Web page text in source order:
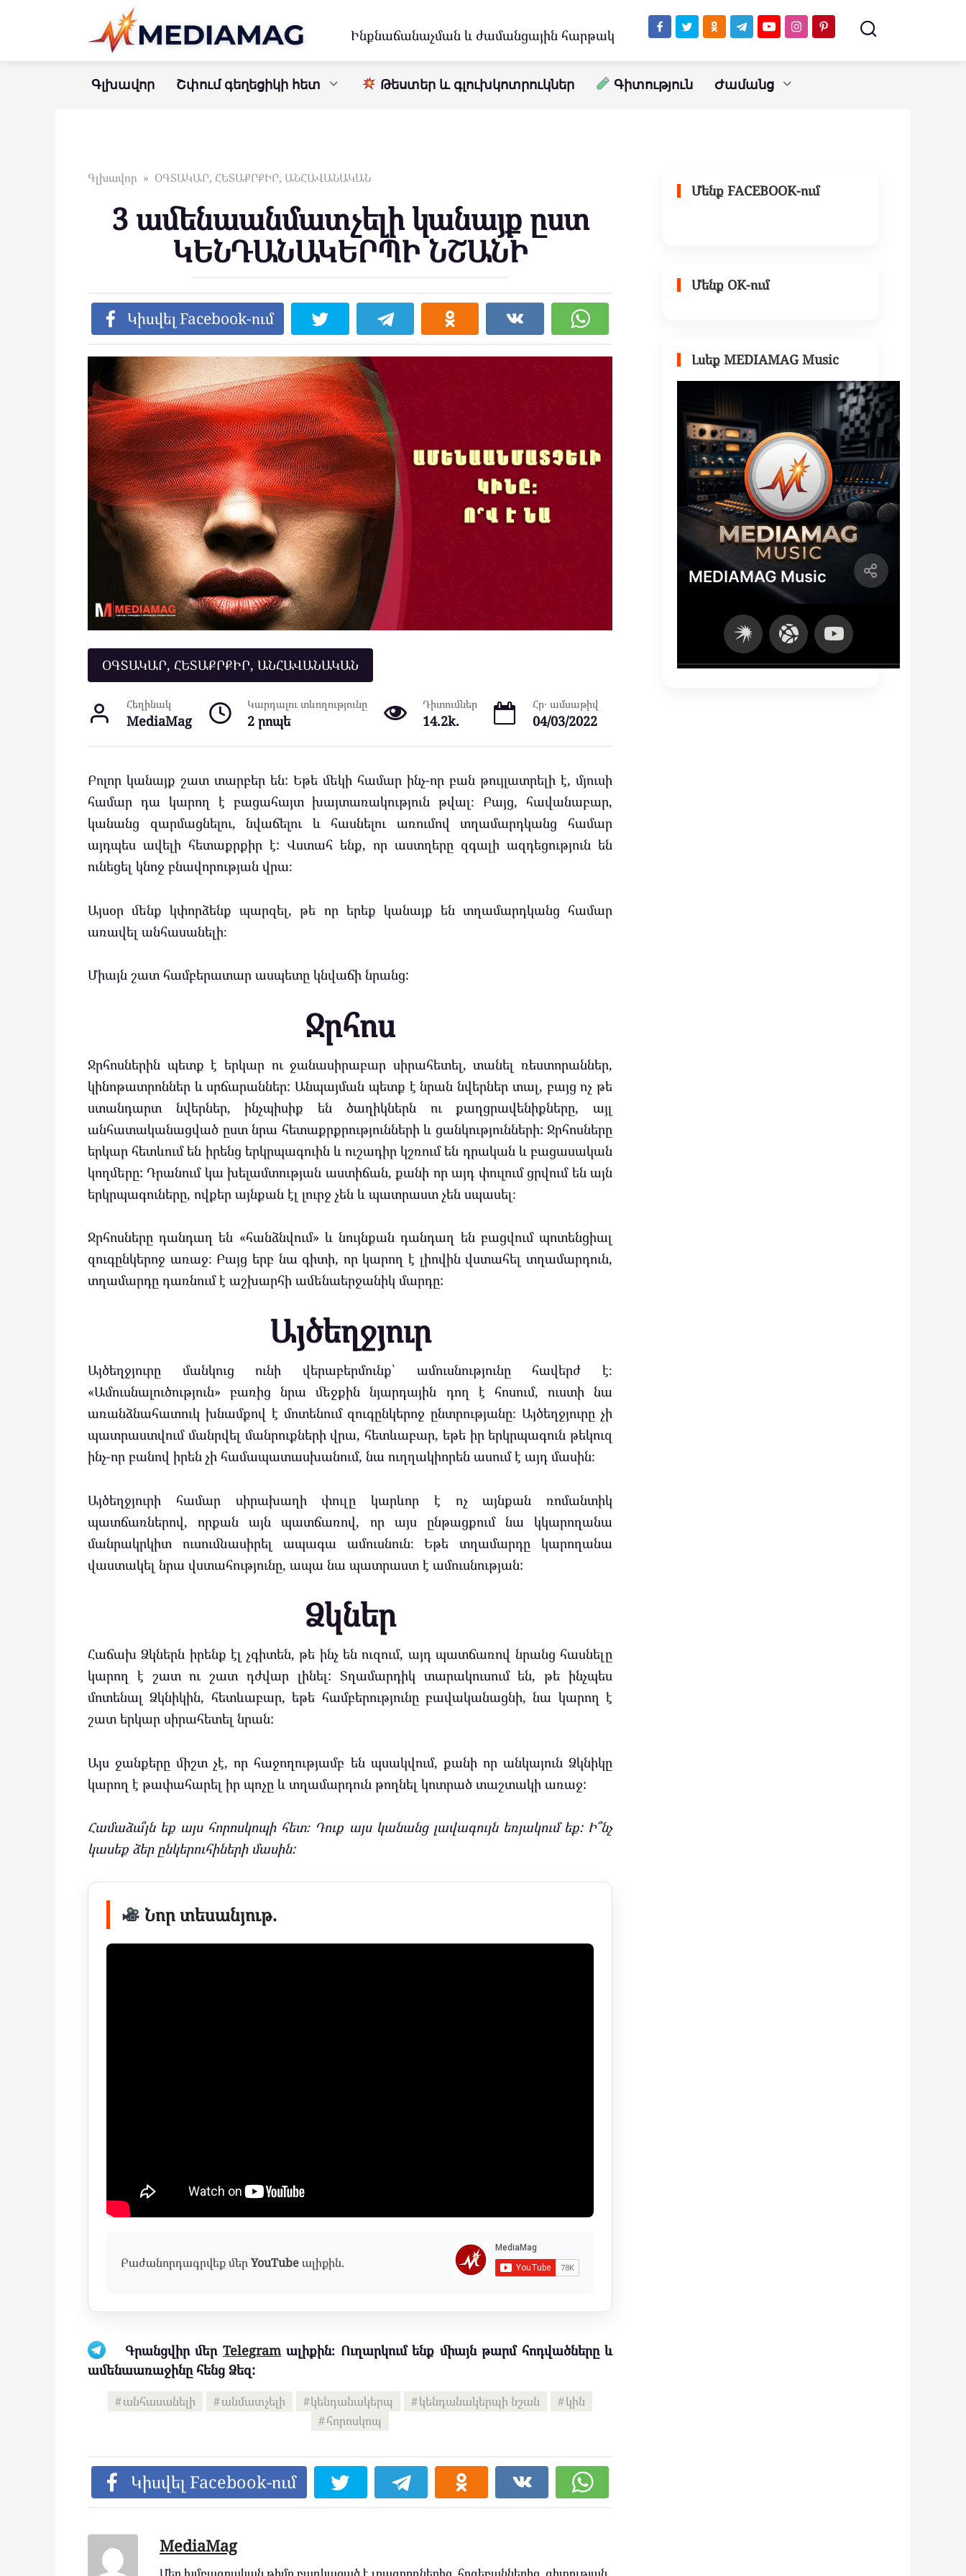
Ինքնաճանաչման և ժամանցային հարթակ
Գլխավոր Շփում գեղեցիկի հետ Թեստեր և գլուխկոտրուկներ Գիտություն Ժամանց
Գլխավոր » ՕԳՏԱԿԱՐ, ՀԵՏԱՔՐՔԻՐ, ԱՆՀԱՎԱՆԱԿԱՆ
3 ամենաանմատչելի կանայք ըստ
ԿԵՆԴԱՆԱԿԵՐՊԻ ՆՇԱՆԻ
Կիսվել Facebook-ում
ՕԳՏԱԿԱՐ, ՀԵՏԱՔՐՔԻՐ, ԱՆՀԱՎԱՆԱԿԱՆ
Հեղինակ
MediaMag
Կարդալու տևողությունը
2 րոպե
Դիտումներ
14.2k.
Հր․ ամսաթիվ
04/03/2022
Բոլոր կանայք շատ տարբեր են: Եթե ​​մեկի համար ինչ-որ բան թույլատրելի է, մյուսի
համար դա կարող է բացահայտ խայտառակություն թվալ։ Բայց, հավանաբար,
կանանց զարմացնելու, նվաճելու և հասնելու առումով տղամարդկանց համար
այդպես ավելի հետաքրքիր է: Վստահ ենք, որ աստղերը զգալի ազդեցություն են
ունեցել կնոջ բնավորության վրա։
Այսօր մենք կփորձենք պարզել, թե որ երեք կանայք են տղամարդկանց համար
առավել անհասանելի։
Միայն շատ համբերատար ասպետը կնվաճի նրանց:
Ջրհոս
Ջրհոսներին պետք է երկար ու ջանասիրաբար սիրահետել, տանել ռեստորաններ,
կինոթատրոններ և սրճարաններ: Անպայման պետք է նրան նվերներ տալ, բայց ոչ թե
ստանդարտ նվերներ, ինչպիսիք են ծաղիկներն ու քաղցրավենիքները, այլ
անհատականացված ըստ նրա հետաքրքրությունների և ցանկությունների: Ջրհոսները
երկար հետևում են իրենց երկրպագուին և ուշադիր կշռում են դրական և բացասական
կողմերը: Դրանում կա խելամտության աստիճան, քանի որ այդ փուլում ցրվում են այն
երկրպագուները, ովքեր այնքան էլ լուրջ չեն և պատրաստ չեն սպասել։
Ջրհոսները դանդաղ են «հանձնվում» և նույնքան դանդաղ են բացվում պոտենցիալ
զուգընկերոջ առաջ։ Բայց երբ նա գիտի, որ կարող է լիովին վստահել տղամարդուն,
տղամարդը դառնում է աշխարհի ամենաերջանիկ մարդը:
Այծեղջյուր
Այծեղջյուրը մանկուց ունի վերաբերմունք՝ ամուսնությունը հավերժ է։
«Ամուսնալուծություն» բառից նրա մեջքին նյարդային դող է հոսում, ուստի նա
առանձնահատուկ խնամքով է մոտենում զուգընկերոջ ընտրությանը։ Այծեղջյուրը չի
պատրաստվում մանրվել մանրուքների վրա, հետևաբար, եթե իր երկրպագուն թեկուզ
ինչ-որ բանով իրեն չի համապատասխանում, նա ուղղակիորեն ասում է այդ մասին։
Այծեղջյուրի համար սիրախաղի փուլը կարևոր է ոչ այնքան ռոմանտիկ
պատճառներով, որքան այն պատճառով, որ այս ընթացքում նա կկարողանա
մանրակրկիտ ուսումնասիրել ապագա ամուսնուն։ Եթե ​​տղամարդը կարողանա
վաստակել նրա վստահությունը, ապա նա պատրաստ է ամուսնության:
Ձկներ
Հաճախ Ձկներն իրենք էլ չգիտեն, թե ինչ են ուզում, այդ պատճառով նրանց հասնելը
կարող է շատ ու շատ դժվար լինել: Տղամարդիկ տարակուսում են, թե ինչպես
մոտենալ Ձկնիկին, հետևաբար, եթե համբերությունը բավականացնի, նա կարող է
շատ երկար սիրահետել նրան:
Այս ջանքերը միշտ չէ, որ հաջողությամբ են պսակվում, քանի որ անկայուն Ձկնիկը
կարող է թափահարել իր պոչը և տղամարդուն թողնել կոտրած տաշտակի առաջ:
Համաձա՞յն եք այս հորոսկոպի հետ։ Դուք այս կանանց լավագույն եռյակում եք: Ի՞նչ
կասեք ձեր ընկերուհիների մասին:
Նոր տեսանյութ.
Բաժանորդագրվեք մերYouTubeալիքին.
Գրանցվիր մեր Telegramալիքին։ Ուղարկում ենք միայն թարմ հոդվածները և
ամենաառաջինը հենց Ձեզ:
անհասանելի անմատչելի կենդանակերպ կենդանակերպի նշան
կին
հորոսկոպ
Կիսվել Facebook-ում
MediaMag
Մենք FACEBOOK-ում
Մենք OK-ում
Լսեք MEDIAMAG Music